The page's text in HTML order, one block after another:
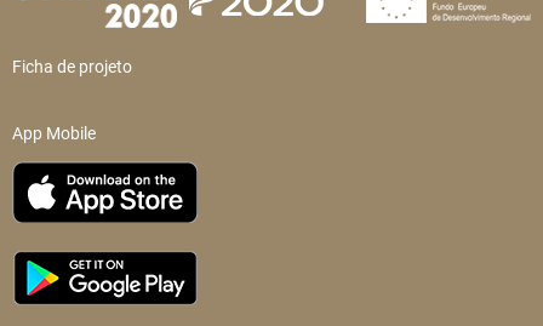
Ficha de projeto
App Mobile